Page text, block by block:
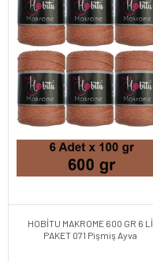
HOBİTU MAKROME 600 GR 6 Lİ
PAKET 071 Pişmiş Ayva